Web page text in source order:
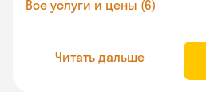
Все услуги и цены (6)
Читать дальше